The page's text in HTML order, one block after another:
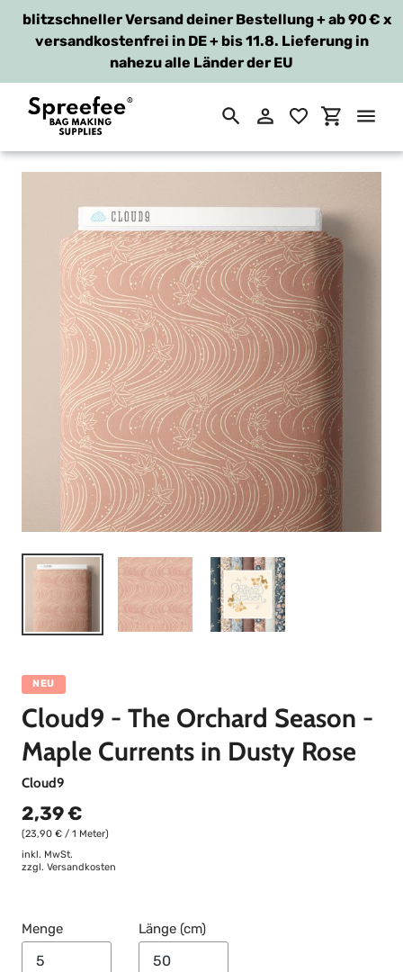
Direkt
blitzschneller Versand deiner Bestellung + ab 90 €
versandkostenfrei in DE + bis 11.8. Lieferung in
nahezu alle Länder der EU
x
SuchenEinloggen
NEU
Cloud9 - The Orchard Season -
Maple Currents in Dusty Rose
Cloud9
2,39 €
(23,90 € / 1 Meter)
inkl. MwSt.
zzgl. Versandkosten
Menge Länge (cm)